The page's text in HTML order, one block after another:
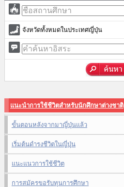
จังหวัดทั้งหมดในประเทศญี่ปุ่น
แนะนำการใช้ชีวิตสำหรับนักศึกษาต่างชาติ
ขั้นตอนหลังจากมาญี่ปุ่นแล้ว
เริ่มต้นดำรงชีวิตในญี่ปุ่น
แนะแนวการใช้ชีวิต
การสมัครขอรับทุนการศึกษา